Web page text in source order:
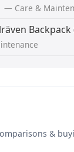
— Care &
&